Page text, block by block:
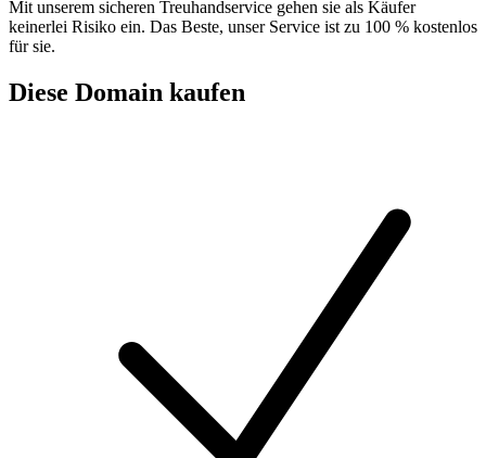
Mit unserem sicheren Treuhandservice gehen sie als Käufer
keinerlei Risiko ein. Das Beste, unser Service ist zu 100 % kostenlos
für sie.
Diese Domain kaufen